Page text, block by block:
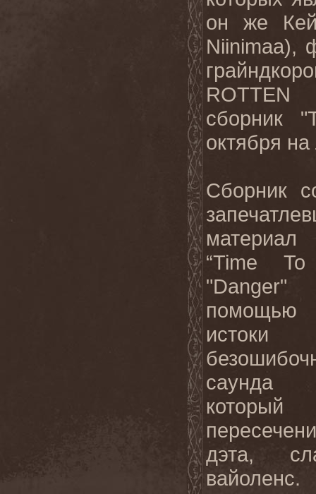
он же
Niinimaa),
ROTTEN
сборник
октября
Сборник
“Time
помощью
саунда
дэта,
вайоленс.